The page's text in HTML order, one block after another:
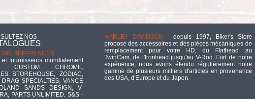
NOS
RÉFÉRENCES :
fournisseurs mondialement
CHROME,
STOREHOUSE, ZODIAC,
SPECIALTIES, VANCE
SANDS DESIGN, V-
PARTS UNLIMITED, S&S -
HARLEY DAVIDSON : depuis 1997, Biker's Store
propose des accessoires et des pièces mécaniques de
remplacement pour votre HD, du Flathead au
TwinCam, de l'Ironhead jusqu'au V-Rod. Fort de notre
expérience, nous avons étendu régulièrement notre
gamme de plusieurs milliers d'articles en provenance
des USA, d'Europe et du Japon.